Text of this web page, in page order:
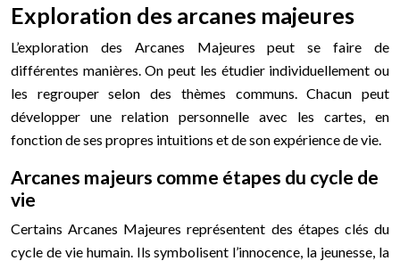
Exploration des arcanes majeures
L’exploration des Arcanes Majeures peut se faire de
différentes manières. On peut les étudier individuellement ou
les regrouper selon des thèmes communs. Chacun peut
développer une relation personnelle avec les cartes, en
fonction de ses propres intuitions et de son expérience de vie.
Arcanes majeurs comme étapes du cycle de
vie
Certains Arcanes Majeures représentent des étapes clés du
cycle de vie humain. Ils symbolisent l’innocence, la jeunesse, la